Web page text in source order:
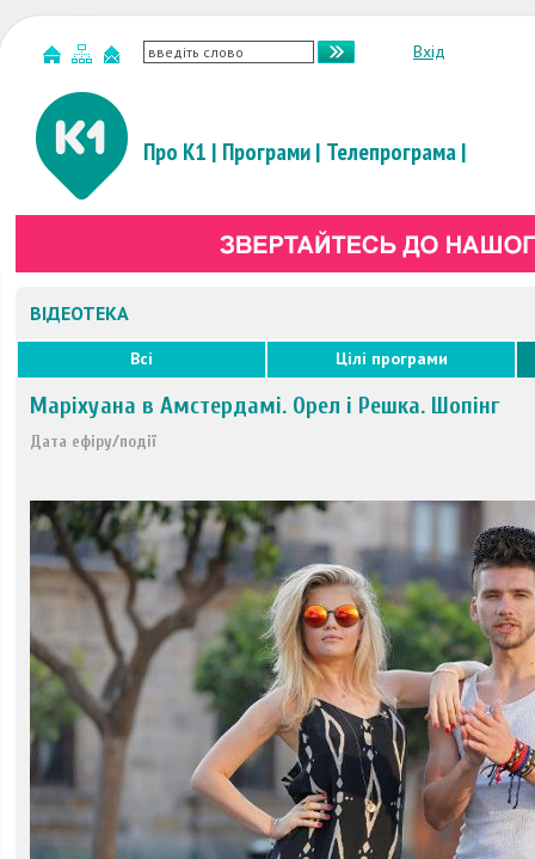
Вхід
Про К1 | Програми| Телепрограма|
ВІДЕОТЕКА
Всі Цілі програми
Маріхуана в Амстердамі. Орел і Решка. Шопінг
Дата ефіру/події